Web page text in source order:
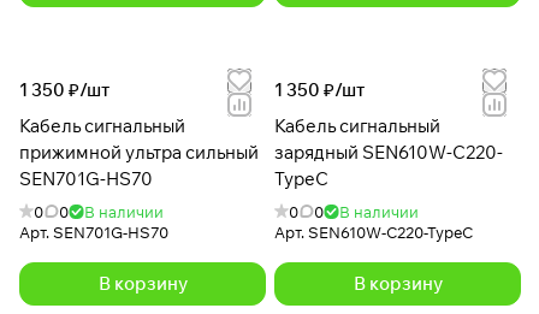
1 350 ₽/шт
Кабель сигнальный
прижимной ультра сильный
SEN701G-HS70
0 0
В наличии
Арт.SEN701G-HS70
В корзину
1 350 ₽/шт
Кабель сигнальный
зарядный SEN610W-C220-
TypeC
0 0
В наличии
Арт.SEN610W-C220-TypeC
В корзину